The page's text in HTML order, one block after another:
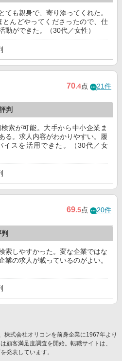
ても親身で、寄り添ってくれた。
とんどやってくださったので、仕
動ができた。（30代／女性）
70.4点 21件
判
索が可能。大手から中小企業ま
る。求人内容がわかりやすい。履
イスを活用できた。（30代／女
69.5点 20件
索しやすかった。変な企業ではな
業の求人が載っているのがよい。
株式会社オリコンを前身企業に1967年より
顧客満足度調査を開始。転職サイトは、
発表しています。